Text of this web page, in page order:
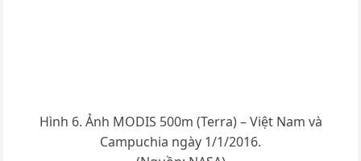
Hình 6. Ảnh MODIS 500m (Terra) – Việt Nam và
Campuchia ngày 1/1/2016.